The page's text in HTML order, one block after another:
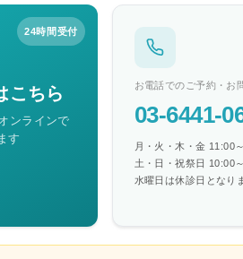
24時間受付
こちら
ンラインで
す
お電話でのご予約・お
03-6441-
月・火・木・金 11:00
土・日・祝祭日 10:00
水曜日は休診日となり